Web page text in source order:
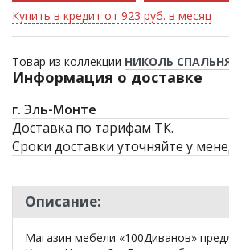
Купить в кредит от 923 руб. в месяц
Товар из коллекции НИКОЛЬ
Информация о доставке
г. Эль-Монте
Доставка по тарифам ТК.
Сроки доставки уточняйте у
Описание:
Магазин мебели «100Диванов»